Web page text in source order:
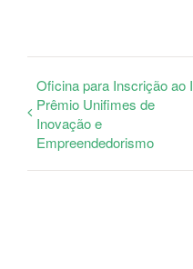
Oficina para Inscrição ao I
Prêmio Unifimes de
Inovação e
Empreendedorismo